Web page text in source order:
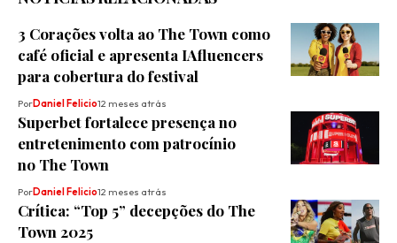
3 Corações volta ao The Town como
café oficial e apresenta IAfluencers
para cobertura do festival
PorDaniel Felicio12 meses atrás
Superbet fortalece presença no
entretenimento com patrocínio
no The Town
PorDaniel Felicio12 meses atrás
Crítica: “Top 5” decepções do The
Town 2025